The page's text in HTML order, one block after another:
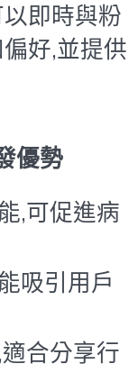
即時與粉
好,並提供
優勢
,可促進病
吸引用戶
合分享行